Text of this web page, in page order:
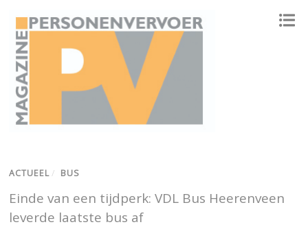
ACTUEEL / BUS
Einde van een tijdperk: VDL Bus Heerenveen
leverde laatste bus af